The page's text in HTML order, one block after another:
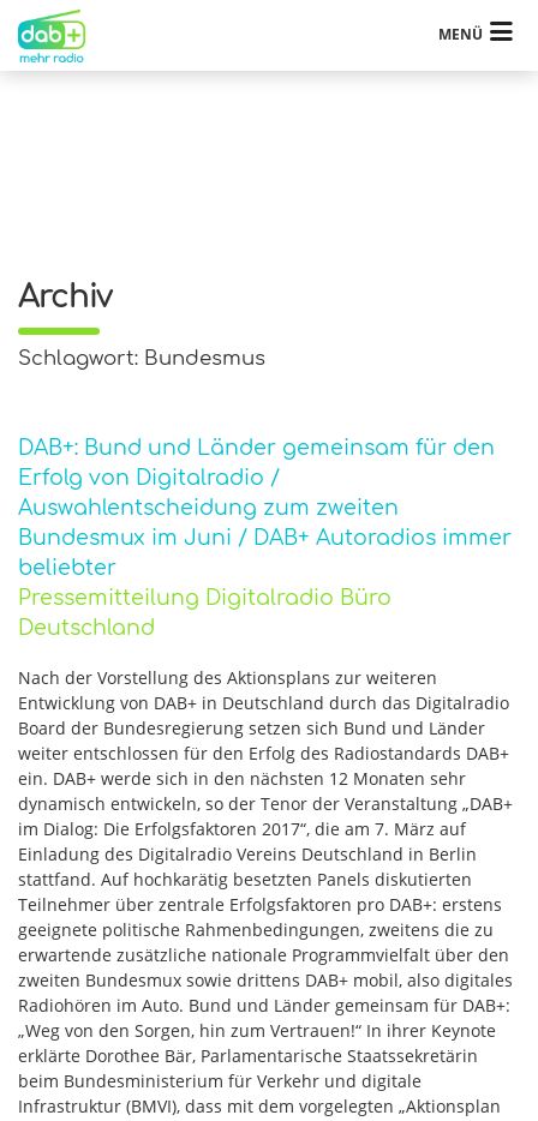
MENÜ
Archiv
Schlagwort: Bundesmus
DAB+: Bund und Länder gemeinsam für den
Erfolg von Digitalradio /
Auswahlentscheidung zum zweiten
Bundesmux im Juni / DAB+ Autoradios immer
beliebter
Pressemitteilung Digitalradio Büro
Deutschland
Nach der Vorstellung des Aktionsplans zur weiteren
Entwicklung von DAB+ in Deutschland durch das Digitalradio
Board der Bundesregierung setzen sich Bund und Länder
weiter entschlossen für den Erfolg des Radiostandards DAB+
ein. DAB+ werde sich in den nächsten 12 Monaten sehr
dynamisch entwickeln, so der Tenor der Veranstaltung „DAB+
im Dialog: Die Erfolgsfaktoren 2017“, die am 7. März auf
Einladung des Digitalradio Vereins Deutschland in Berlin
stattfand. Auf hochkarätig besetzten Panels diskutierten
Teilnehmer über zentrale Erfolgsfaktoren pro DAB+: erstens
geeignete politische Rahmenbedingungen, zweitens die zu
erwartende zusätzliche nationale Programmvielfalt über den
zweiten Bundesmux sowie drittens DAB+ mobil, also digitales
Radiohören im Auto. Bund und Länder gemeinsam für DAB+:
„Weg von den Sorgen, hin zum Vertrauen!“ In ihrer Keynote
erklärte Dorothee Bär, Parlamentarische Staatssekretärin
beim Bundesministerium für Verkehr und digitale
Infrastruktur (BMVI), dass mit dem vorgelegten „Aktionsplan